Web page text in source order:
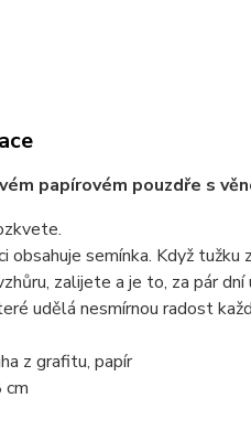
papírovém pouzdře s
obsahuje semínka. Když
zalijete a je to, za pár
udělá nesmírnou radost
z grafitu, papír
cm